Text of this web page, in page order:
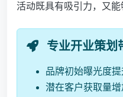
活动既具有吸引力，又能
专业开业策划
品牌初始曝光度
潜在客户获取量